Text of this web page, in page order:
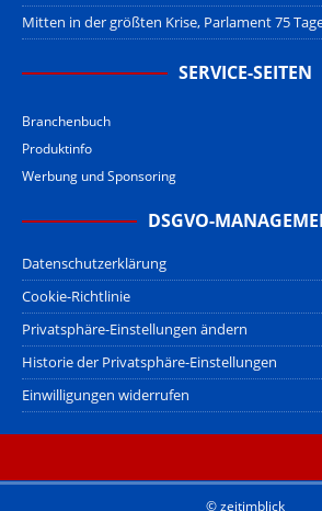
Mitten in der größten Krise, Parlament 75
SERVICE-SEITEN
Branchenbuch
Produktinfo
Werbung und Sponsoring
DSGVO-
Datenschutzerklärung
Cookie-Richtlinie
Privatsphäre-Einstellungen ändern
Historie der Privatsphäre-Einstellungen
Einwilligungen widerrufen
© zeitimblick